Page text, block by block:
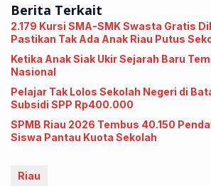
Berita Terkait
2.179 Kursi SMA-SMK Swasta Gratis
Pastikan Tak Ada Anak Riau Putus
Ketika Anak Siak Ukir Sejarah Baru
Nasional
Pelajar Tak Lolos Sekolah Negeri di
Subsidi SPP Rp400.000
SPMB Riau 2026 Tembus 40.150
Siswa Pantau Kuota Sekolah
Riau